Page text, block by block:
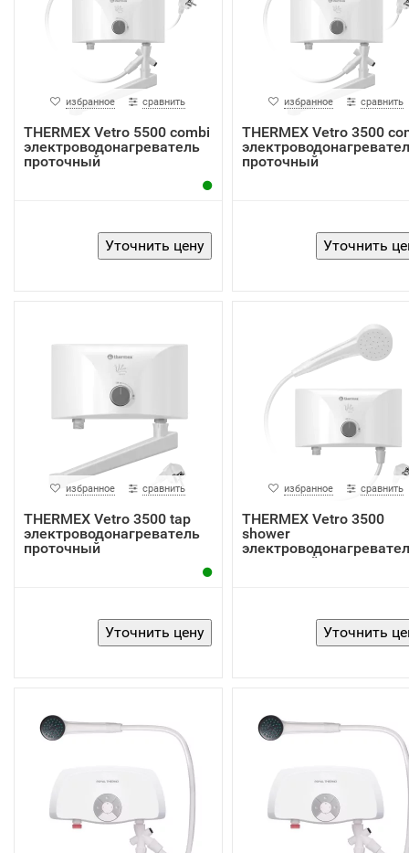
избранное сравнить
THERMEX Vetro 5500 combi
электроводонагреватель
проточный
избранное сравнить
THERMEX Vetro 3500
проточный
избранное сравнить
THERMEX Vetro 3500 tap
электроводонагреватель
проточный
избранное сравнить
THERMEX Vetro 3500
shower
проточный